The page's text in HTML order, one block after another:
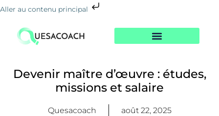
Aller au contenu principal
Devenir maître d’œuvre : études,
missions et salaire
Quesacoach août 22, 2025